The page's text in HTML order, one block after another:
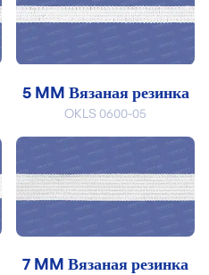
5 MM Вязаная резинка
OKLS 0600-05
7 MM Вязаная резинка